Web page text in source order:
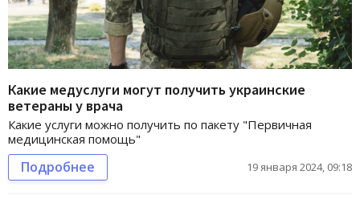
Какие медуслуги могут получить украинские
ветераны у врача
Какие услуги можно получить по пакету "Первичная
медицинская помощь"
Подробнее 19 января 2024, 09:18